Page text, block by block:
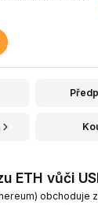
ETH vůči
obchoduje